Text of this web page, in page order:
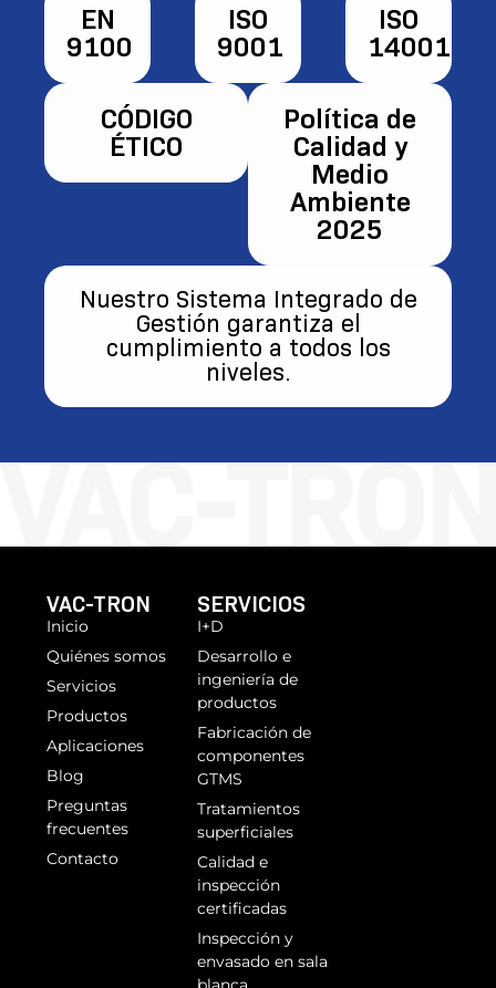
EN
9100
ISO
9001
ISO
14001
CÓDIGO
ÉTICO
Política de
Calidad y
Medio
Ambiente
2025
Nuestro Sistema Integrado de
Gestión garantiza el
cumplimiento a todos los
niveles.
VAC-TRON
Inicio
Quiénes somos
Servicios
Productos
Aplicaciones
Blog
Preguntas
frecuentes
Contacto
SERVICIOS
I+D
Desarrollo e
ingeniería de
productos
Fabricación de
componentes
GTMS
Tratamientos
superficiales
Calidad e
inspección
certificadas
Inspección y
envasado en sala